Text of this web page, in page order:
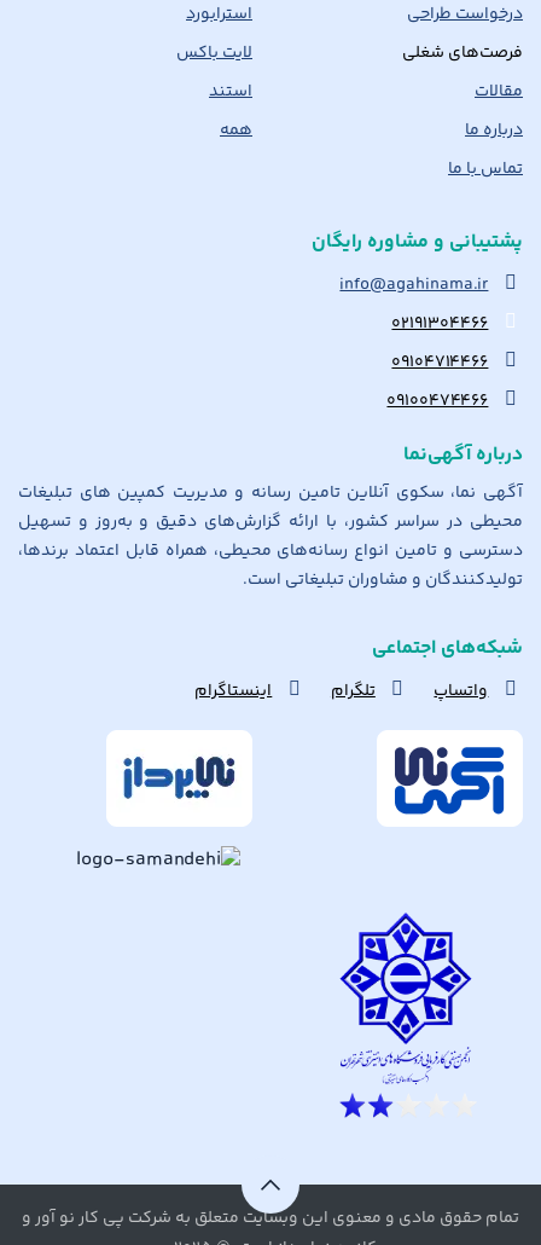
درخواست طراحی
فرصت‌های شغلی
مقالات
درباره ما
تماس با ما
استرابورد
لایت باکس
استند
همه
پشتیبانی و مشاوره رایگان
info@agahinama.ir
۰۲۱۹۱۳۰۴۴۶۶
۰۹۱۰۴۷۱۴۴۶۶
۰۹۱۰۰۴۷۴۴۶۶
درباره آگهی‌نما
آگهی نما، سکوی آنلاین تامین رسانه و مدیریت کمپین های تبلیغات
محیطی در سراسر کشور، با ارائه گزارش‌های دقیق و به‌روز و تسهیل
دسترسی و تامین انواع رسانه‌های محیطی، همراه قابل اعتماد برندها،
تولیدکنندگان و مشاوران تبلیغاتی است.
شبکه‌های اجتماعی
واتساپ تلگرام اینستاگرام
تمام حقوق مادی و معنوی این وبسایت متعلق به شرکت پی کار نو آور و